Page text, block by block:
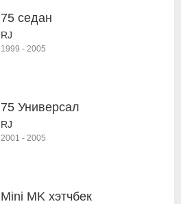
75 седан
RJ
1999 - 2005
75 Универсал
RJ
2001 - 2005
Mini MK хэтчбек